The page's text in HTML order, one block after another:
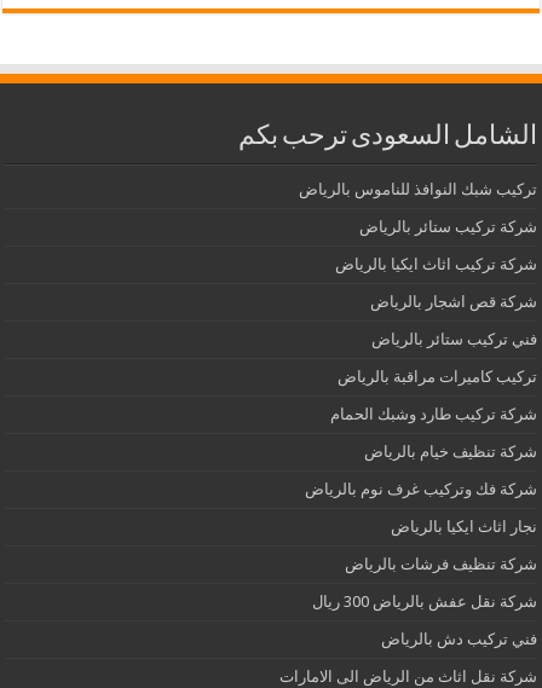
الشامل السعودى ترحب بكم
تركيب شبك النوافذ للناموس بالرياض
شركة تركيب ستائر بالرياض
شركة تركيب اثاث ايكيا بالرياض
شركة قص اشجار بالرياض
فني تركيب ستائر بالرياض
تركيب كاميرات مراقبة بالرياض
شركة تركيب طارد وشبك الحمام
شركة تنظيف خيام بالرياض
شركة فك وتركيب غرف نوم بالرياض
نجار اثاث ايكيا بالرياض
شركة تنظيف فرشات بالرياض
شركة نقل عفش بالرياض 300 ريال
فني تركيب دش بالرياض
شركة نقل اثاث من الرياض الى الامارات